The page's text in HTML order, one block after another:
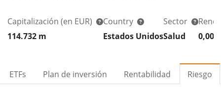
Capitalización (en EUR)
114.732 m
Country
Estados Unidos
Sector
Salud
0,00%
ETFs Plan de inversión Rentabilidad Riesgo